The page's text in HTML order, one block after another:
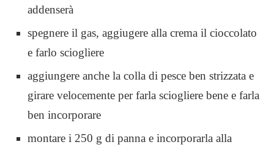
addenserà
spegnere il gas, aggiugere alla crema il cioccolato
e farlo sciogliere
aggiungere anche la colla di pesce ben strizzata e
girare velocemente per farla sciogliere bene e farla
ben incorporare
montare i 250 g di panna e incorporarla alla